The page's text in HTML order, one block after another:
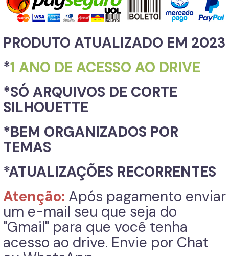
PRODUTO ATUALIZADO EM 2023
*1 ANO DE ACESSO AO DRIVE
*SÓ ARQUIVOS DE CORTE
SILHOUETTE
*BEM ORGANIZADOS POR
TEMAS
*ATUALIZAÇÕES RECORRENTES
Atenção: Após pagamento enviar
um e-mail seu que seja do
"Gmail" para que você tenha
acesso ao drive. Envie por Chat